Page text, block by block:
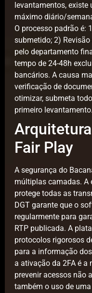
levantamentos,
máximo diário/
O processo padrão é:
submetido; 2)
pelo departamento
tempo de 24-48h
bancários. A causa
verificação de
otimizar, submeta
primeiro levantamento.
Fair Play
A segurança do
múltiplas camadas. A
protege todas as
DGT garante que o
regularmente para
RTP publicada. A
protocolos rigorosos
para a informação
a ativação da 2FA é a
prevenir acessos não
também o uso de